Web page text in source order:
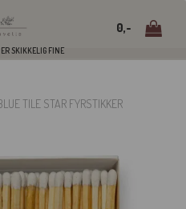
0,-
SKIKKELIG FINE
TILE STAR FYRSTIKKER
Trykk ENTER for å søke